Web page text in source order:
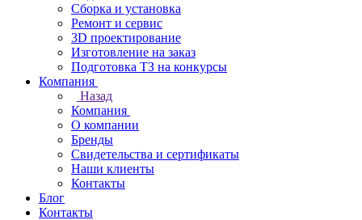
Сборка и установка
Ремонт и сервис
3D проектирование
Изготовление на заказ
Подготовка ТЗ на конкурсы
Компания
Назад
Компания
О компании
Бренды
Свидетельства и сертификаты
Наши клиенты
Контакты
Блог
Контакты